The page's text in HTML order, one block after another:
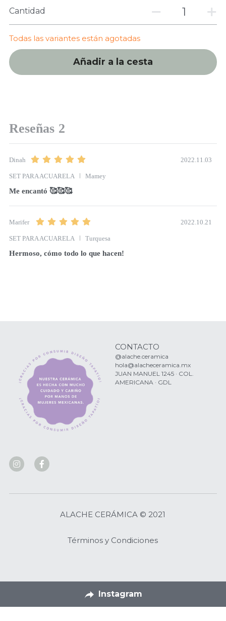
Cantidad
Todas las variantes están agotadas
Añadir a la cesta
Reseñas 2
Dinah 2022.11.03
SET PARA ACUARELA Mamey
Me encantó 🥰🥰🥰
Marifer 2022.10.21
SET PARA ACUARELA Turquesa
Hermoso, cómo todo lo que hacen!
CONTACTO
@alache.ceramica
hola@alacheceramica.mx
JUAN MANUEL 1245 · COL.
AMERICANA · GDL
ALACHE CERÁMICA © 2021
Términos y Condiciones
Instagram